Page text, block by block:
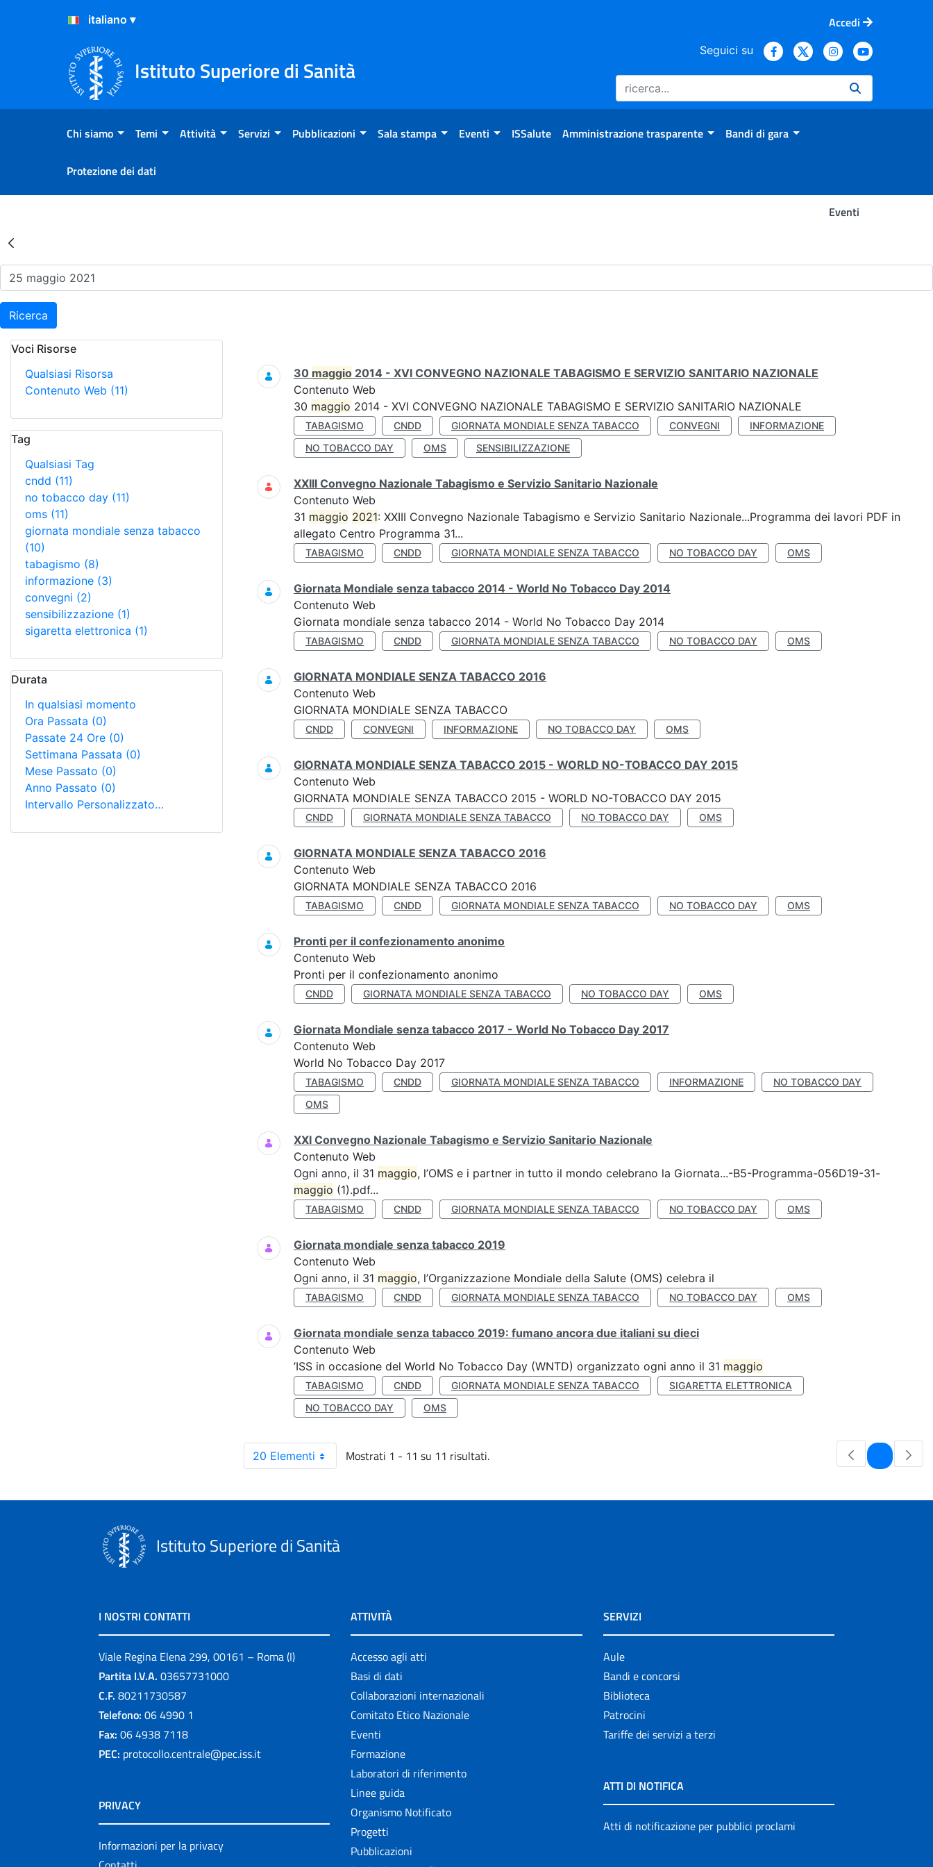
Salta al Contenuto
Salta al Footer
Accedi
Istituto Superiore di Sanità
Seguici su
Chi siamo Temi Attività Servizi Pubblicazioni Sala stampa Eventi ISSalute Amministrazione trasparente Bandi di gara
Protezione dei dati
Eventi
Risultati della Ricerca - Eventi
Ricerca
Voci Risorse
Qualsiasi Risorsa
Contenuto Web (11)
Tag
Qualsiasi Tag
cndd (11)
no tobacco day (11)
oms (11)
giornata mondiale senza tabacco
(10)
tabagismo (8)
informazione (3)
convegni (2)
sensibilizzazione (1)
sigaretta elettronica (1)
Durata
In qualsiasi momento
Ora Passata (0)
Passate 24 Ore (0)
Settimana Passata (0)
Mese Passato (0)
Anno Passato (0)
Intervallo Personalizzato…
Ricerca
30 maggio 2014 - XVI CONVEGNO NAZIONALE TABAGISMO E SERVIZIO SANITARIO NAZIONALE
Contenuto Web
30 maggio 2014 - XVI CONVEGNO NAZIONALE TABAGISMO E SERVIZIO SANITARIO NAZIONALE
TABAGISMO CNDD GIORNATA MONDIALE SENZA TABACCO CONVEGNI
INFORMAZIONE
NO TOBACCO DAY
OMS SENSIBILIZZAZIONE
XXIII Convegno Nazionale Tabagismo e Servizio Sanitario Nazionale
Contenuto Web
31 maggio 2021: XXIII Convegno Nazionale Tabagismo e Servizio Sanitario Nazionale...Programma dei lavori PDF in
allegato Centro Programma 31...
TABAGISMO CNDD GIORNATA MONDIALE SENZA TABACCO NO TOBACCO DAY OMS
Giornata Mondiale senza tabacco 2014 - World No Tobacco Day 2014
Contenuto Web
Giornata mondiale senza tabacco 2014 - World No Tobacco Day 2014
TABAGISMO CNDD GIORNATA MONDIALE SENZA TABACCO NO TOBACCO DAY OMS
GIORNATA MONDIALE SENZA TABACCO 2016
Contenuto Web
GIORNATA MONDIALE SENZA TABACCO
CNDD CONVEGNI INFORMAZIONE NO TOBACCO DAY OMS
GIORNATA MONDIALE SENZA TABACCO 2015 - WORLD NO-TOBACCO DAY 2015
Contenuto Web
GIORNATA MONDIALE SENZA TABACCO 2015 - WORLD NO-TOBACCO DAY 2015
CNDD GIORNATA MONDIALE SENZA TABACCO NO TOBACCO DAY OMS
GIORNATA MONDIALE SENZA TABACCO 2016
Contenuto Web
GIORNATA MONDIALE SENZA TABACCO 2016
TABAGISMO CNDD GIORNATA MONDIALE SENZA TABACCO NO TOBACCO DAY OMS
Pronti per il confezionamento anonimo
Contenuto Web
Pronti per il confezionamento anonimo
CNDD GIORNATA MONDIALE SENZA TABACCO NO TOBACCO DAY OMS
Giornata Mondiale senza tabacco 2017 - World No Tobacco Day 2017
Contenuto Web
World No Tobacco Day 2017
TABAGISMO CNDD GIORNATA MONDIALE SENZA TABACCO INFORMAZIONE
NO TOBACCO DAY
OMS
XXI Convegno Nazionale Tabagismo e Servizio Sanitario Nazionale
Contenuto Web
Ogni anno, il 31 maggio, l’OMS e i partner in tutto il mondo celebrano la Giornata...-B5-Programma-056D19-31-
maggio (1).pdf...
TABAGISMO CNDD GIORNATA MONDIALE SENZA TABACCO NO TOBACCO DAY OMS
Giornata mondiale senza tabacco 2019
Contenuto Web
Ogni anno, il 31 maggio, l’Organizzazione Mondiale della Salute (OMS) celebra il
TABAGISMO CNDD GIORNATA MONDIALE SENZA TABACCO NO TOBACCO DAY OMS
Giornata mondiale senza tabacco 2019: fumano ancora due italiani su dieci
Contenuto Web
’ISS in occasione del World No Tobacco Day (WNTD) organizzato ogni anno il 31 maggio
TABAGISMO CNDD GIORNATA MONDIALE SENZA TABACCO
SIGARETTA ELETTRONICA
NO TOBACCO DAY
OMS
20 Elementi Mostrati 1 - 11 su 11 risultati. Pagina
Istituto Superiore di Sanità
I NOSTRI CONTATTI
Viale Regina Elena 299, 00161 – Roma (I)
Partita I.V.A. 03657731000
C.F. 80211730587
Telefono: 06 4990 1
Fax: 06 4938 7118
PEC: protocollo.centrale@pec.iss.it
PRIVACY
Informazioni per la privacy
ATTIVITÀ
Accesso agli atti
Basi di dati
Collaborazioni internazionali
Comitato Etico Nazionale
Eventi
Formazione
Laboratori di riferimento
Linee guida
Organismo Notificato
Progetti
Pubblicazioni
SERVIZI
Aule
Bandi e concorsi
Biblioteca
Patrocini
Tariffe dei servizi a terzi
ATTI DI NOTIFICA
Atti di notificazione per pubblici proclami